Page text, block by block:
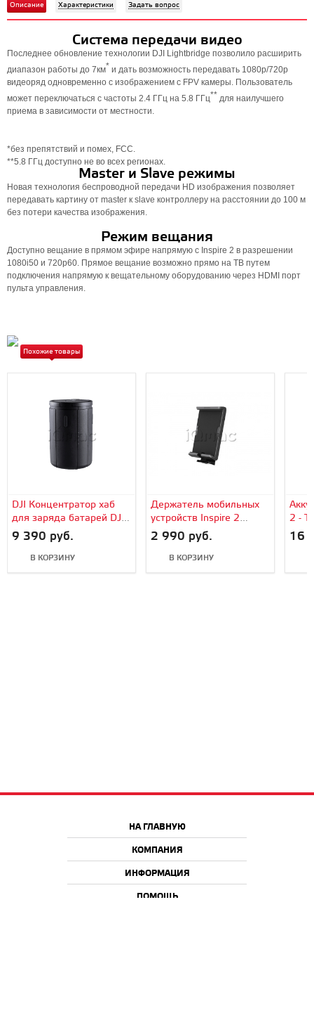
Описание Характеристики Задать вопрос
Система передачи видео
Последнее обновление технологии DJI Lightbridge позволило расширить
диапазон работы до 7км* и дать возможность передавать 1080р/720р
видеоряд одновременно с изображением с FPV камеры. Пользователь
может переключаться с частоты 2.4 ГГц на 5.8 ГГц** для наилучшего
приема в зависимости от местности.
*без препятствий и помех, FCC.
**5.8 ГГц доступно не во всех регионах.
Master и Slave режимы
Новая технология беспроводной передачи HD изображения позволяет
передавать картину от master к slave контроллеру на расстоянии до 100 м
без потери качества изображения.
Режим вещания
Доступно вещание в прямом эфире напрямую с Inspire 2 в разрешении
1080i50 и 720p60. Прямое вещание возможно прямо на ТВ путем
подключения напрямую к вещательному оборудованию через HDMI порт
пульта управления.
Похожие товары
DJI Концентратор хаб
для заряда батарей DJI
Inspire 2 (Part8)
9 390 руб.
В КОРЗИНУ
Держатель мобильных
устройств Inspire 2
(Part39)
2 990 руб.
В КОРЗИНУ
2 -
16
НА ГЛАВНУЮ
КОМПАНИЯ
ИНФОРМАЦИЯ
ПОМОЩЬ